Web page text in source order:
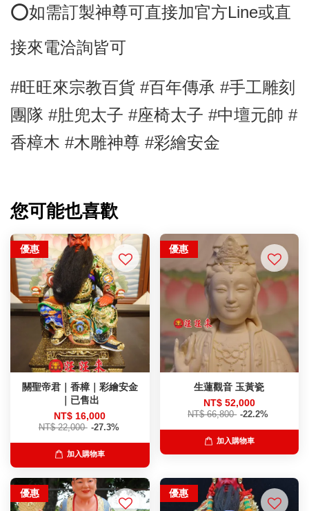
⭕如需訂製神尊可直接加官方Line或直
接來電洽詢皆可
#旺旺來宗教百貨 #百年傳承 #手工雕刻
團隊 #肚兜太子 #座椅太子 #中壇元帥 #
香樟木 #木雕神尊 #彩繪安金
您可能也喜歡
優惠
關聖帝君｜香樟｜彩繪安金
｜已售出
NT$ 16,000
NT$ 22,000 -27.3%
加入購物車
優惠
生蓮觀音 玉黃瓷
NT$ 52,000
NT$ 66,800 -22.2%
加入購物車
優惠 優惠